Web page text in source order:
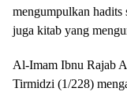
mengumpulkan hadits
juga kitab yang
Al-Imam Ibnu Rajab
Tirmidzi (1/228)